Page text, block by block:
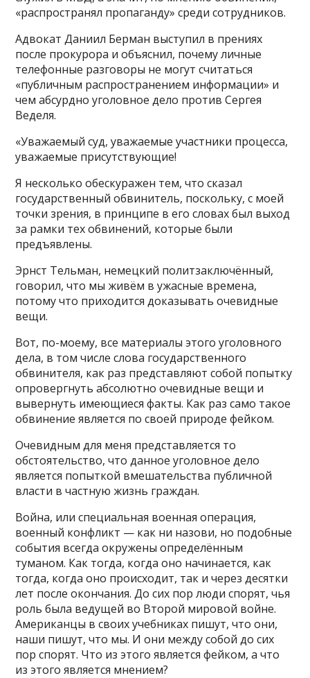
«распространял пропаганду» среди сотрудников.
Адвокат Даниил Берман выступил в прениях
после прокурора и объяснил, почему личные
телефонные разговоры не могут считаться
«публичным распространением информации» и
чем абсурдно уголовное дело против Сергея
Веделя.
«Уважаемый суд, уважаемые участники процесса,
уважаемые присутствующие!
Я несколько обескуражен тем, что сказал
государственный обвинитель, поскольку, с моей
точки зрения, в принципе в его словах был выход
за рамки тех обвинений, которые были
предъявлены.
Эрнст Тельман, немецкий политзаключённый,
говорил, что мы живём в ужасные времена,
потому что приходится доказывать очевидные
вещи.
Вот, по-моему, все материалы этого уголовного
дела, в том числе слова государственного
обвинителя, как раз представляют собой попытку
опровергнуть абсолютно очевидные вещи и
вывернуть имеющиеся факты. Как раз само такое
обвинение является по своей природе фейком.
Очевидным для меня представляется то
обстоятельство, что данное уголовное дело
является попыткой вмешательства публичной
власти в частную жизнь граждан.
Война, или специальная военная операция,
военный конфликт — как ни назови, но подобные
события всегда окружены определённым
туманом. Как тогда, когда оно начинается, как
тогда, когда оно происходит, так и через десятки
лет после окончания. До сих пор люди спорят, чья
роль была ведущей во Второй мировой войне.
Американцы в своих учебниках пишут, что они,
наши пишут, что мы. И они между собой до сих
пор спорят. Что из этого является фейком, а что
из этого является мнением?